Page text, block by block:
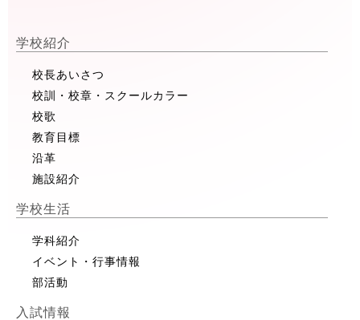
学校紹介
校長あいさつ
校訓・校章・スクールカラー
校歌
教育目標
沿革
施設紹介
学校生活
学科紹介
イベント・行事情報
部活動
入試情報